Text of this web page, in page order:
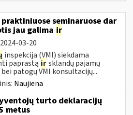
seminaruose dar
jau galima ir
2024-03-20
inspekcija (VMI) siekdama
paprastą irsklandų pajamų
patogų VMI konsultacijų...
Naujiena
turto deklaracijų
metus